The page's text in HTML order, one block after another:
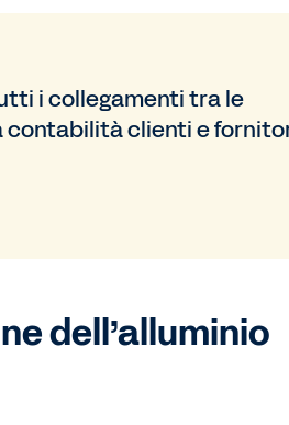
i collegamenti tra le
contabilità clienti e
dell’alluminio